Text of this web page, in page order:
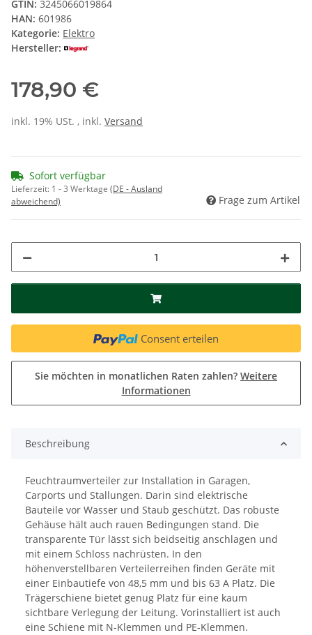
GTIN: 3245066019864
HAN: 601986
Kategorie: Elektro
Hersteller:
178,90 €
inkl. 19% USt. , inkl. Versand
Sofort verfügbar
Lieferzeit: 1 - 3 Werktage (DE - Ausland
abweichend)
Frage zum Artikel
Consent erteilen
Sie möchten in monatlichen Raten zahlen? Weitere
Informationen
Beschreibung
Feuchtraumverteiler zur Installation in Garagen,
Carports und Stallungen. Darin sind elektrische
Bauteile vor Wasser und Staub geschützt. Das robuste
Gehäuse hält auch rauen Bedingungen stand. Die
transparente Tür lässt sich beidseitig anschlagen und
mit einem Schloss nachrüsten. In den
höhenverstellbaren Verteilerreihen finden Geräte mit
einer Einbautiefe von 48,5 mm und bis 63 A Platz. Die
Trägerschiene bietet genug Platz für eine kaum
sichtbare Verlegung der Leitung. Vorinstalliert ist auch
eine Schiene mit N-Klemmen und PE-Klemmen.